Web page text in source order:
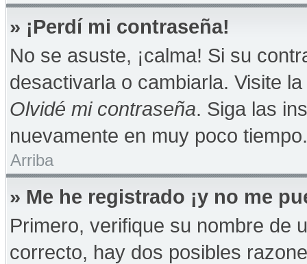
» ¡Perdí mi contraseña!
No se asuste, ¡calma! Si su
desactivarla o cambiarla. Visite
Olvidé mi contraseña. Siga las
nuevamente en muy poco tiempo.
Arriba
» Me he registrado ¡y no me
Primero, verifique su nombre de
correcto, hay dos posibles